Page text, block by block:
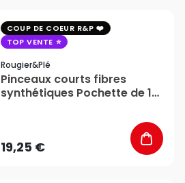
COUP DE COEUR R&P
TOP VENTE
Rougier&plé
Pinceaux courts fibres
synthétiques Pochette de 10
19,25 €